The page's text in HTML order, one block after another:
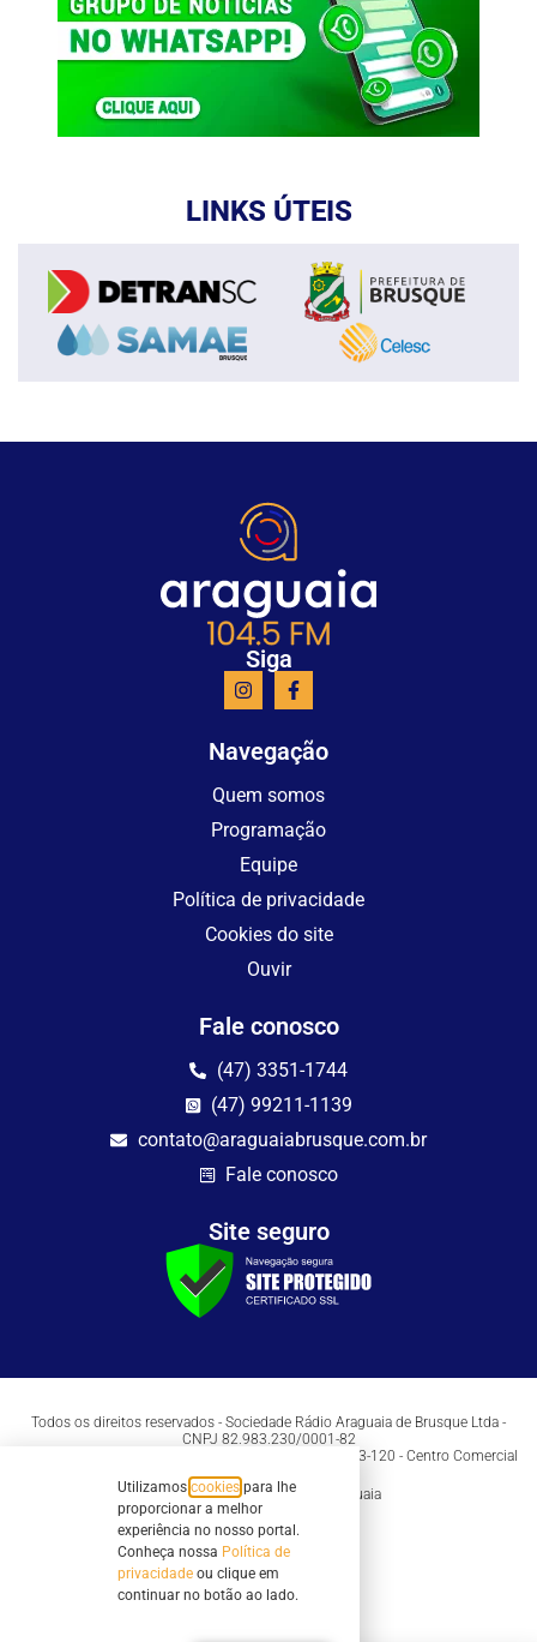
LINKS ÚTEIS
Siga
Navegação
Quem somos
Programação
Equipe
Política de privacidade
Cookies do site
Ouvir
Fale conosco
(47) 3351-1744
(47) 99211-1139
contato@araguaiabrusque.com.br
Fale conosco
Site seguro
Todos os direitos reservados - Sociedade Rádio Araguaia de Brusque Ltda -
CNPJ 82.983.230/0001-82
Mathilde Hoffmann, 66 - Centro II, Brusque, SC - 88353-120 - Centro Comercial
Geschäftshaus - Sl 21/22
Copyright © 2026 | Rádio Araguaia
Utilizamos cookies para lhe
proporcionar a melhor
experiência no nosso portal.
Conheça nossa Política de
privacidade ou clique em
continuar no botão ao lado.